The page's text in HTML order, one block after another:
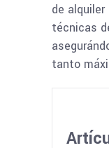
de
técnicas
tanto